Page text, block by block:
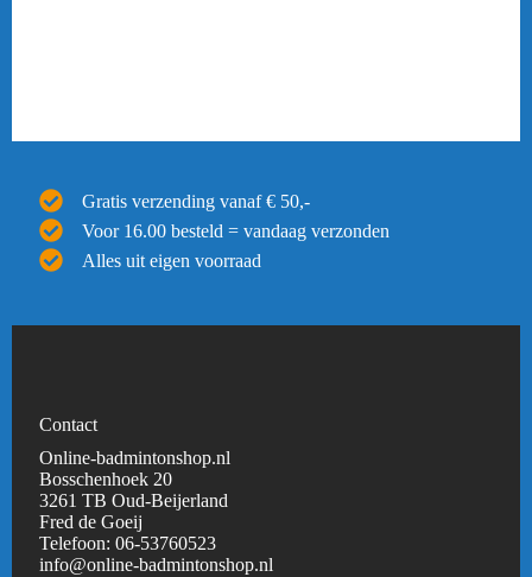
Gratis verzending vanaf € 50,-
Voor 16.00 besteld = vandaag verzonden
Alles uit eigen voorraad
Contact
Online-badmintonshop.nl
Bosschenhoek 20
3261 TB Oud-Beijerland
Fred de Goeij
Telefoon:06-53760523
info@online-badmintonshop.nl